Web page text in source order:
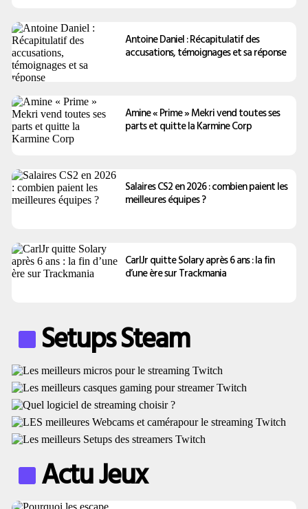
Antoine Daniel : Récapitulatif des
accusations, témoignages et sa réponse
Amine « Prime » Mekri vend toutes ses
parts et quitte la Karmine Corp
Salaires CS2 en 2026 : combien paient les
meilleures équipes ?
CarlJr quitte Solary après 6 ans : la fin
d’une ère sur Trackmania
Setups Steam
Actu Jeux